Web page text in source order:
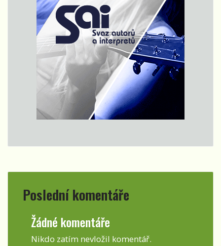
Poslední komentáře
Žádné komentáře
Nikdo zatím nevložil komentář.